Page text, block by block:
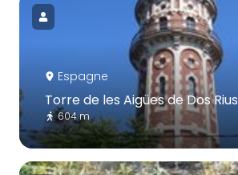
Espagne
Torre de les Aigües de Dos Rius
604 m